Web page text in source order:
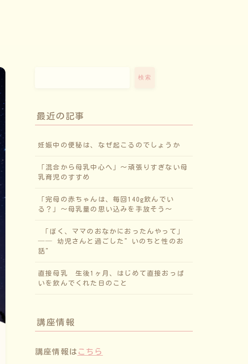
検索
最近の記事
妊娠中の便秘は、なぜ起こるのでしょうか
「混合から母乳中心へ」〜頑張りすぎない母
乳育児のすすめ
「完母の赤ちゃんは、毎回140g飲んでい
る？」〜母乳量の思い込みを手放そう〜
「ぼく、ママのおなかにおったんやって」
── 幼児さんと過ごした”いのちと性のお
話”
直接母乳 生後1ヶ月、はじめて直接おっぱ
いを飲んでくれた日のこと
講座情報
講座情報は こちら